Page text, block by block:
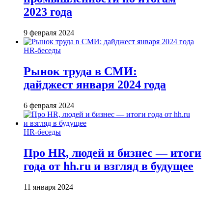
2023 года
9 февраля 2024
HR-беседы
Рынок труда в СМИ:
дайджест января 2024 года
6 февраля 2024
HR-беседы
Про HR, людей и бизнес — итоги
года от hh.ru и взгляд в будущее
11 января 2024